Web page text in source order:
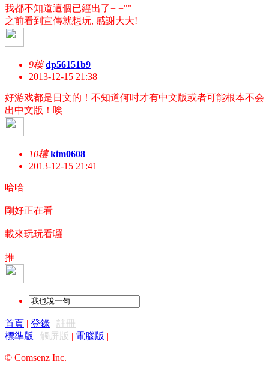
我都不知道這個已經出了= =""
之前看到宣傳就想玩, 感謝大大!
9樓 dp56151b9
2013-12-15 21:38
好游戏都是日文的！不知道何时才有中文版或者可能根本不会
出中文版！唉
10樓 kim0608
2013-12-15 21:41
哈哈
剛好正在看
載來玩玩看囉
推
首頁 | 登錄 | 註冊
標準版 | 觸屏版 | 電腦版 |
© Comsenz Inc.